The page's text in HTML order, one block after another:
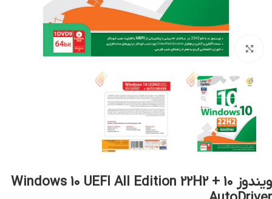
بزرگنمایی تصویر
ویندوز 10 Windows 10 UEFI All Edition 22H2 +